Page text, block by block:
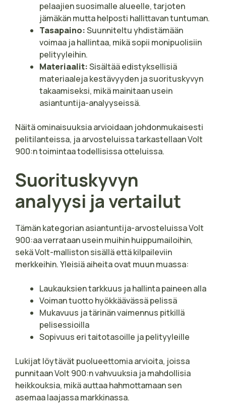
pelaajien suosimalle alueelle, tarjoten
jämäkän mutta helposti hallittavan tuntuman.
Tasapaino:Suunniteltu yhdistämään
voimaa ja hallintaa, mikä sopii monipuolisiin
pelityyleihin.
Materiaalit:Sisältää edistyksellisiä
materiaaleja kestävyyden ja suorituskyvyn
takaamiseksi, mikä mainitaan usein
asiantuntija-analyyseissä.
Näitä ominaisuuksia arvioidaan johdonmukaisesti
pelitilanteissa, ja arvosteluissa tarkastellaan Volt
900:n toimintaa todellisissa otteluissa.
Suorituskyvyn
analyysi ja vertailut
Tämän kategorian asiantuntija-arvosteluissa Volt
900:aa verrataan usein muihin huippumailoihin,
sekä Volt-malliston sisällä että kilpaileviin
merkkeihin. Yleisiä aiheita ovat muun muassa:
Laukauksien tarkkuus ja hallinta paineen alla
Voiman tuotto hyökkäävässä pelissä
Mukavuus ja tärinän vaimennus pitkillä
pelisessioilla
Sopivuus eri taitotasoille ja pelityyleille
Lukijat löytävät puolueettomia arvioita, joissa
punnitaan Volt 900:n vahvuuksia ja mahdollisia
heikkouksia, mikä auttaa hahmottamaan sen
asemaa laajassa markkinassa.